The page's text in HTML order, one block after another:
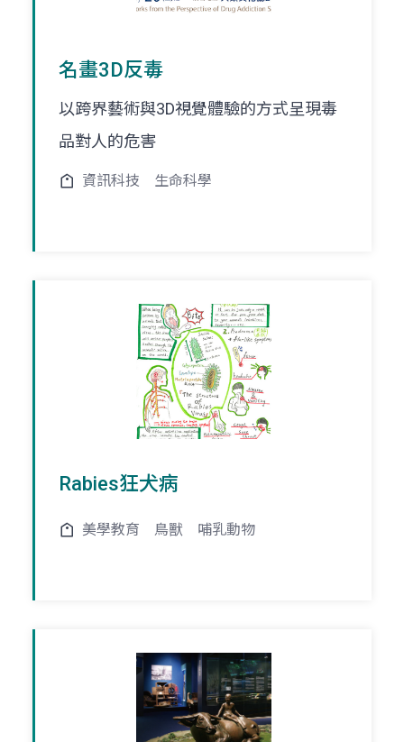
名畫3D反毒
以跨界藝術與3D視覺體驗的方式呈現毒
品對人的危害
資訊科技 生命科學
Rabies狂犬病
美學教育 鳥獸 哺乳動物